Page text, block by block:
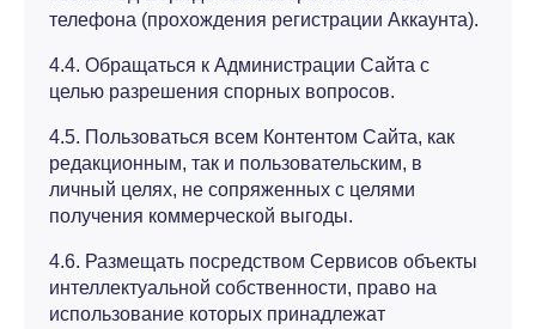
телефона (прохождения регистрации Аккаунта).
4.4. Обращаться к Администрации Сайта с
целью разрешения спорных вопросов.
4.5. Пользоваться всем Контентом Сайта, как
редакционным, так и пользовательским, в
личный целях, не сопряженных с целями
получения коммерческой выгоды.
4.6. Размещать посредством Сервисов объекты
интеллектуальной собственности, право на
использование которых принадлежат